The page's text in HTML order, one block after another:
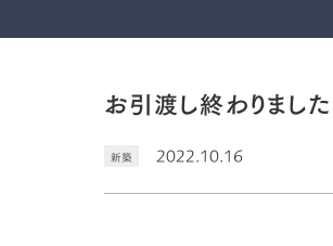
お引渡し終わりました
新築 2022.10.16